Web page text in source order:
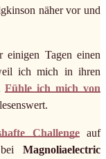
näher vor und
Tagen einen
ich mich in ihren
Fühle ich mich von
Challengeauf
Magnoliaelectric